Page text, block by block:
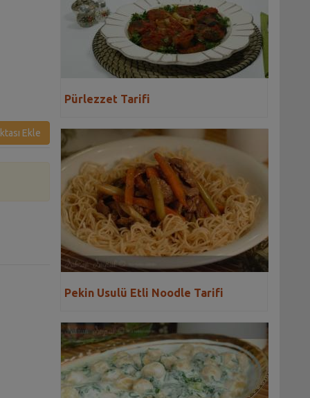
Ekle
Pürlezzet Tarifi
Pekin Usulü Etli Noodle Tarifi